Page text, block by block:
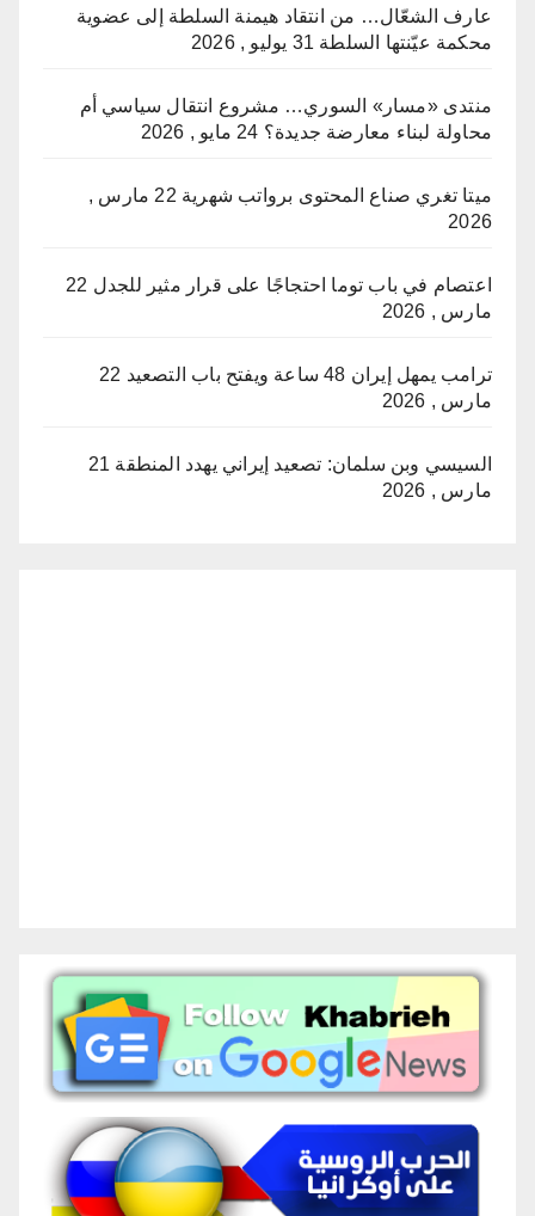
عارف الشعّال… من انتقاد هيمنة السلطة إلى عضوية
محكمة عيّنتها السلطة 31 يوليو , 2026
منتدى «مسار» السوري… مشروع انتقال سياسي أم
محاولة لبناء معارضة جديدة؟ 24 مايو , 2026
ميتا تغري صناع المحتوى برواتب شهرية
22 مارس ,
2026
اعتصام في باب توما احتجاجًا على قرار مثير للجدل 22
مارس , 2026
ترامب يمهل إيران 48 ساعة ويفتح باب التصعيد
22
مارس , 2026
السيسي وبن سلمان: تصعيد إيراني يهدد المنطقة 21
مارس , 2026